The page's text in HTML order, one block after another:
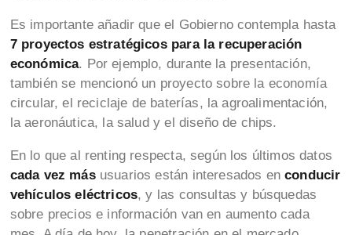
Es importante añadir que el Gobierno contempla hasta
7 proyectos estratégicos para la recuperación
económica. Por ejemplo, durante la presentación,
también se mencionó un proyecto sobre la economía
circular, el reciclaje de baterías, la agroalimentación,
la aeronáutica, la salud y el diseño de chips.
En lo que al renting respecta, según los últimos datos
cada vez másusuarios están interesados enconducir
vehículos eléctricos, y las consultas y búsquedas
sobre precios e información van en aumento cada